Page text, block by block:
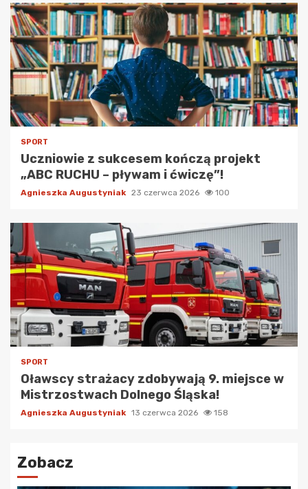
SPORT
Uczniowie z sukcesem kończą projekt
„ABC RUCHU – pływam i ćwiczę”!
Agnieszka Augustyniak 23 czerwca 2026 100
SPORT
Oławscy strażacy zdobywają 9. miejsce w
Mistrzostwach Dolnego Śląska!
Agnieszka Augustyniak 13 czerwca 2026 158
Zobacz